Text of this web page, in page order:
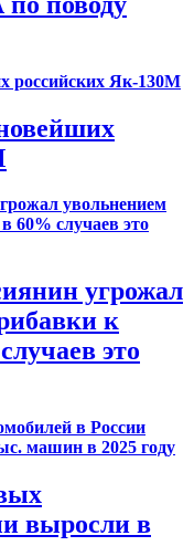
угрожал
к
это
выросли в